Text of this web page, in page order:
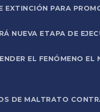
PARA
NUEVA ETAPA DE
EL FENÓMENO
DE MALTRATO